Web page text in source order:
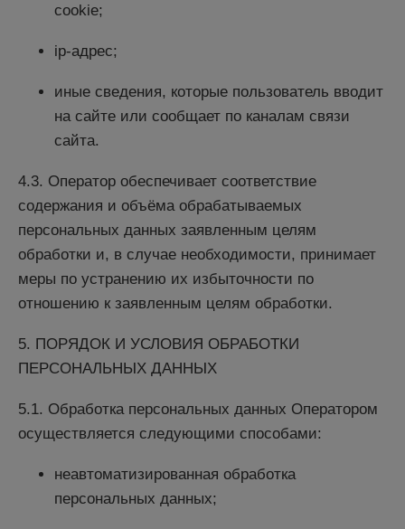
cookie;
ip-адрес;
иные сведения, которые пользователь вводит
на сайте или сообщает по каналам связи
сайта.
4.3. Оператор обеспечивает соответствие
содержания и объёма обрабатываемых
персональных данных заявленным целям
обработки и, в случае необходимости, принимает
меры по устранению их избыточности по
отношению к заявленным целям обработки.
5. ПОРЯДОК И УСЛОВИЯ ОБРАБОТКИ
ПЕРСОНАЛЬНЫХ ДАННЫХ
5.1. Обработка персональных данных Оператором
осуществляется следующими способами:
неавтоматизированная обработка
персональных данных;